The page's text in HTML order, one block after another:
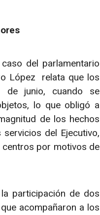
del parlamentario
López relata que los
de junio, cuando se
lo que obligó a
de los hechos
del Ejecutivo,
por motivos de
participación de dos
acompañaron a los